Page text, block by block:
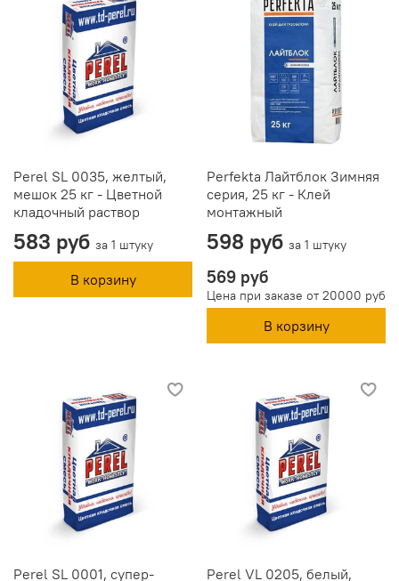
Perel SL 0035, желтый,
мешок 25 кг - Цветной
кладочный раствор
583 руб за 1 штуку
В корзину
Perfekta Лайтблок Зимняя
серия, 25 кг - Клей
монтажный
598 руб за 1 штуку
569 руб
Цена при заказе от 20000 руб
В корзину
Perel SL 0001, супер-
Perel VL 0205, белый,